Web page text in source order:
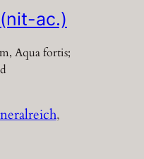
ac.)
Aqua fortis;